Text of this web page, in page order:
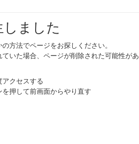
ました
方法でページをお探しください。
いた場合、ページが削除された可能性があ
クセスする
押して前画面からやり直す